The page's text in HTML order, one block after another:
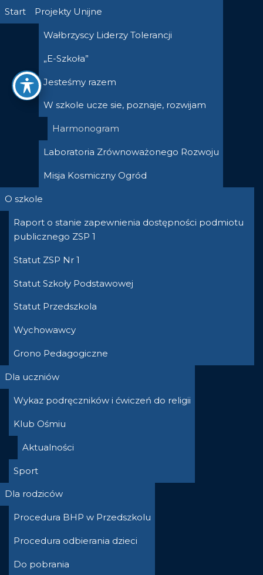
Przejdź
do
Start Projekty Unijne
Wałbrzyscy Liderzy Tolerancji
„E-Szkoła”
Jesteśmy razem
W szkole ucze sie, poznaje, rozwijam
Harmonogram
Laboratoria Zrównoważonego Rozwoju
Misja Kosmiczny Ogród
O szkole
Raport o stanie zapewnienia dostępności podmiotu
publicznego ZSP 1
Statut ZSP Nr 1
Statut Szkoły Podstawowej
Statut Przedszkola
Wychowawcy
Grono Pedagogiczne
Dla uczniów
Wykaz podręczników i ćwiczeń do religii
Klub Ośmiu
Aktualności
Sport
Dla rodziców
Procedura BHP w Przedszkolu
Procedura odbierania dzieci
Do pobrania